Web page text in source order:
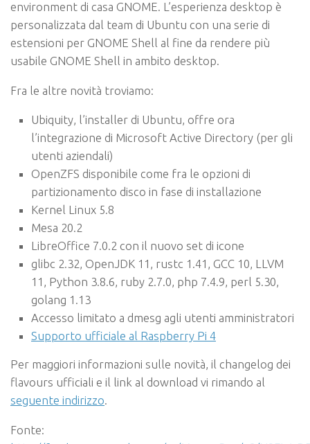
environment di casa GNOME. L’esperienza desktop è
personalizzata dal team di Ubuntu con una serie di
estensioni per GNOME Shell al fine da rendere più
usabile GNOME Shell in ambito desktop.
Fra le altre novità troviamo:
Ubiquity, l’installer di Ubuntu, offre ora
l’integrazione di Microsoft Active Directory (per gli
utenti aziendali)
OpenZFS disponibile come fra le opzioni di
partizionamento disco in fase di installazione
Kernel Linux 5.8
Mesa 20.2
LibreOffice 7.0.2 con il nuovo set di icone
glibc 2.32, OpenJDK 11, rustc 1.41, GCC 10, LLVM
11, Python 3.8.6, ruby 2.7.0, php 7.4.9, perl 5.30,
golang 1.13
Accesso limitato a dmesg agli utenti amministratori
Supporto ufficiale al Raspberry Pi 4
Per maggiori informazioni sulle novità, il changelog dei
flavours ufficiali e il link al download vi rimando al
seguente indirizzo.
Fonte: